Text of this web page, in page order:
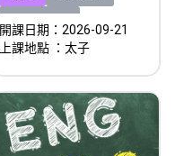
#即將開課
開課日期：2026-09-21
上課地點 ：太子